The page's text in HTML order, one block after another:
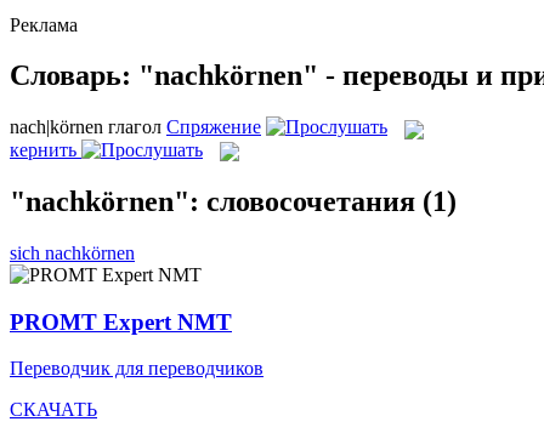
Реклама
Словарь: "nachkörnen" - переводы и
nach|körnen глагол Спряжение
кернить
"nachkörnen": словосочетания (1)
sich nachkörnen
PROMT Expert NMT
Переводчик для переводчиков
СКАЧАТЬ